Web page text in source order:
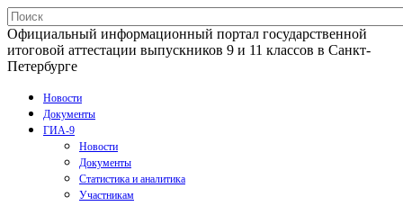
Официальный информационный портал государственной
итоговой аттестации выпускников 9 и 11 классов в Санкт-
Петербурге
Новости
Документы
ГИА-9
Новости
Документы
Статистика и аналитика
Участникам